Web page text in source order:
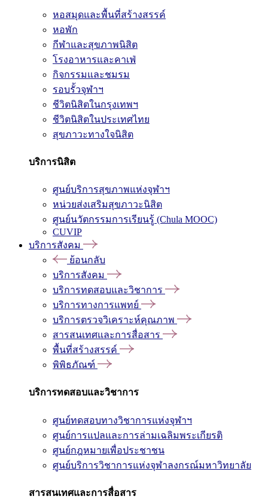
หอสมุดและพื้นที่สร้างสรรค์
หอพัก
กีฬาและสุขภาพนิสิต
โรงอาหารและคาเฟ่
กิจกรรมและชมรม
รอบรั้วจุฬาฯ
ชีวิตนิสิตในกรุงเทพฯ
ชีวิตนิสิตในประเทศไทย
สุขภาวะทางใจนิสิต
บริการนิสิต
ศูนย์บริการสุขภาพแห่งจุฬาฯ
หน่วยส่งเสริมสุขภาวะนิสิต
ศูนย์นวัตกรรมการเรียนรู้ (Chula MOOC)
CUVIP
บริการสังคม
ย้อนกลับ
บริการสังคม
บริการทดสอบและวิชาการ
บริการทางการแพทย์
บริการตรวจวิเคราะห์คุณภาพ
สารสนเทศและการสื่อสาร
พื้นที่สร้างสรรค์
พิพิธภัณฑ์
บริการทดสอบและวิชาการ
ศูนย์ทดสอบทางวิชาการแห่งจุฬาฯ
ศูนย์การแปลและการล่ามเฉลิมพระเกียรติ
ศูนย์กฎหมายเพื่อประชาชน
ศูนย์บริการวิชาการแห่งจุฬาลงกรณ์มหาวิทยาลัย
สารสนเทศและการสื่อสาร